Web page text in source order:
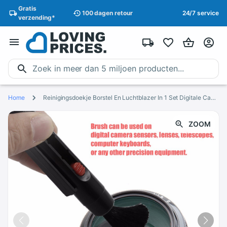
Gratis
verzending*
100 dagen retour 24/7 service
Home Reinigingsdoekje Borstel En Luchtblazer In 1 Set Digitale Camera Cleaning Kit Dust Fotografie Professionele Cleaner Air Blower
ZOOM